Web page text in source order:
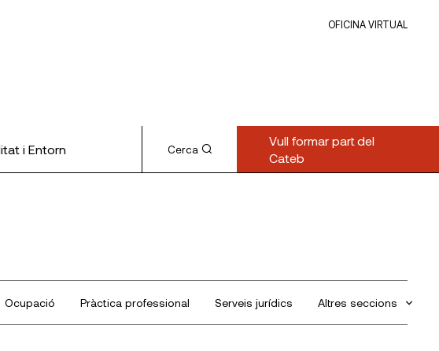
OFICINA VIRTUAL
i Entorn Cerca
Vull formar part del
Cateb
Ocupació Pràctica professional Serveis jurídics Altres seccions